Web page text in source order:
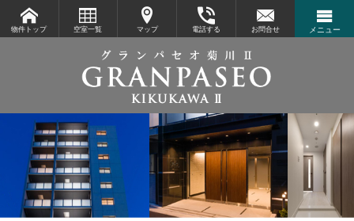
物件トップ 空室一覧 マップ 電話する お問合せ メニュー